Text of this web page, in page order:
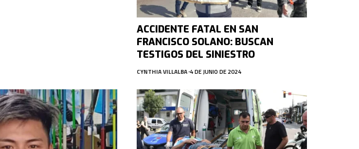
ACCIDENTE FATAL EN SAN
FRANCISCO SOLANO: BUSCAN
TESTIGOS DEL SINIESTRO
CYNTHIA VILLALBA 4 DE JUNIO DE 2024